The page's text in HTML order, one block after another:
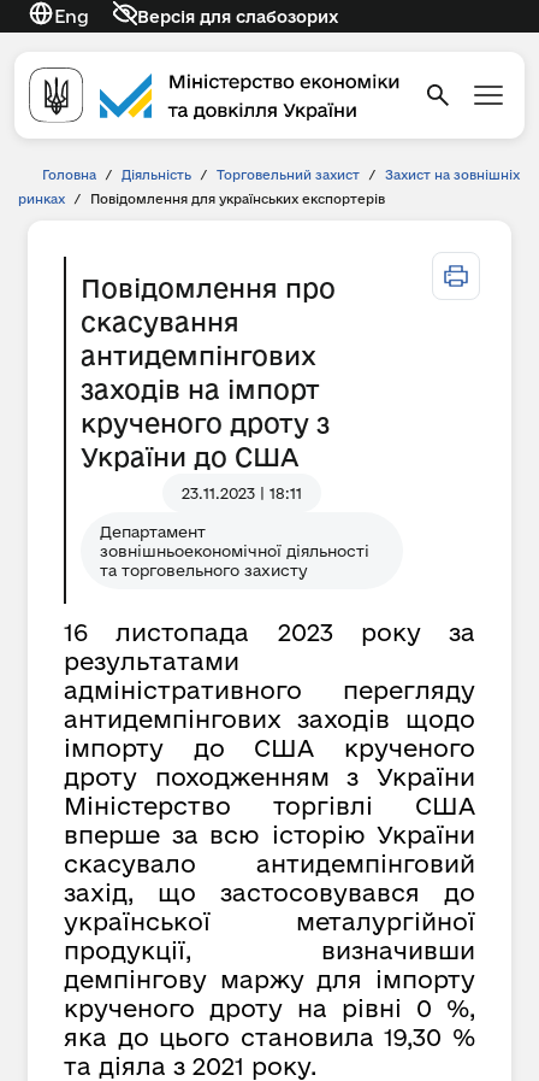
Eng Версія для слабозорих
Головна / Діяльність / Торговельний захист /
Захист на зовнішніх
ринках
/ Повідомлення для українських експортерів
Повідомлення про
скасування
антидемпінгових
заходів на імпорт
крученого дроту з
України до США
23.11.2023 | 18:11
Департамент
зовнішньоекономічної діяльності
та торговельного захисту
16 листопада 2023 року за
результатами
адміністративного перегляду
антидемпінгових заходів щодо
імпорту до США крученого
дроту походженням з України
Міністерство торгівлі США
вперше за всю історію України
скасувало антидемпінговий
захід, що застосовувався до
української металургійної
продукції, визначивши
демпінгову маржу для імпорту
крученого дроту на рівні 0 %,
яка до цього становила 19,30 %
та діяла з 2021 року.